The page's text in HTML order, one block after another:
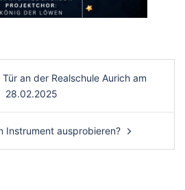
an der Realschule Aurich am
28.02.2025
Instrument ausprobieren?